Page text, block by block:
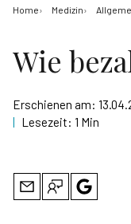
Home Medizin
Wie
Erschienen am:
| Lesezeit: 1 Min